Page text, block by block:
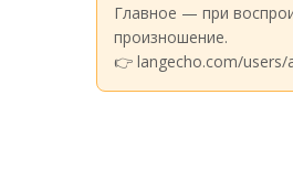
Главное — при
произношение.
👉 langecho.com/